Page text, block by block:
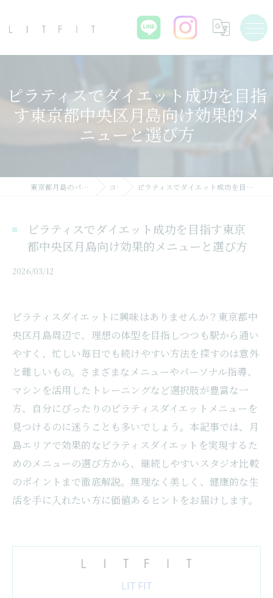
ピラティスでダイエット成功を目指
す東京都中央区月島向け効果的メ
ニューと選び方
東京都月島のパーソナルジムならLIT FIT コラム ピラティスでダイエット成功を目指す東京都中央区月島向け効果的メニューと選び方
ピラティスでダイエット成功を目指す東京
都中央区月島向け効果的メニューと選び方
2026/03/12
ピラティスダイエットに興味はありませんか？東京都中
央区月島周辺で、理想の体型を目指しつつも駅から通い
やすく、忙しい毎日でも続けやすい方法を探すのは意外
と難しいもの。さまざまなメニューやパーソナル指導、
マシンを活用したトレーニングなど選択肢が豊富な一
方、自分にぴったりのピラティスダイエットメニューを
見つけるのに迷うことも多いでしょう。本記事では、月
島エリアで効果的なピラティスダイエットを実現するた
めのメニューの選び方から、継続しやすいスタジオ比較
のポイントまで徹底解説。無理なく美しく、健康的な生
活を手に入れたい方に価値あるヒントをお届けします。
LIT FIT